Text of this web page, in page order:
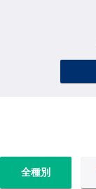
全種別